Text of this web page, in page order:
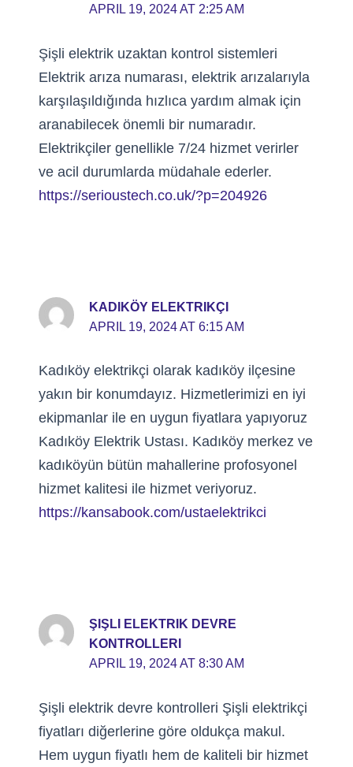
APRIL 19, 2024 AT 2:25 AM
Şişli elektrik uzaktan kontrol sistemleri
Elektrik arıza numarası, elektrik arızalarıyla
karşılaşıldığında hızlıca yardım almak için
aranabilecek önemli bir numaradır.
Elektrikçiler genellikle 7/24 hizmet verirler
ve acil durumlarda müdahale ederler.
https://serioustech.co.uk/?p=204926
KADIKÖY ELEKTRIKÇI
APRIL 19, 2024 AT 6:15 AM
Kadıköy elektrikçi olarak kadıköy ilçesine
yakın bir konumdayız. Hizmetlerimizi en iyi
ekipmanlar ile en uygun fiyatlara yapıyoruz
Kadıköy Elektrik Ustası. Kadıköy merkez ve
kadıköyün bütün mahallerine profosyonel
hizmet kalitesi ile hizmet veriyoruz.
https://kansabook.com/ustaelektrikci
ŞIŞLI ELEKTRIK DEVRE
KONTROLLERI
APRIL 19, 2024 AT 8:30 AM
Şişli elektrik devre kontrolleri Şişli elektrikçi
fiyatları diğerlerine göre oldukça makul.
Hem uygun fiyatlı hem de kaliteli bir hizmet